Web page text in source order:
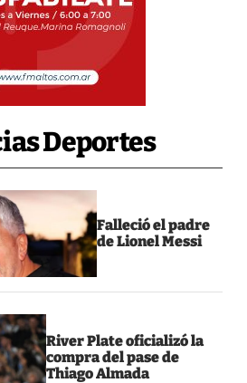
Deportes
Falleció el padre
de Lionel Messi
River Plate oficializó la
compra del pase de
Thiago Almada